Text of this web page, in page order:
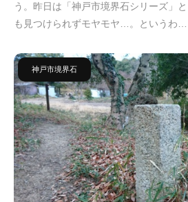
う。昨日は「神戸市境界石シリーズ」
も見つけられずモヤモヤ…。というわ…
神戸市境界石